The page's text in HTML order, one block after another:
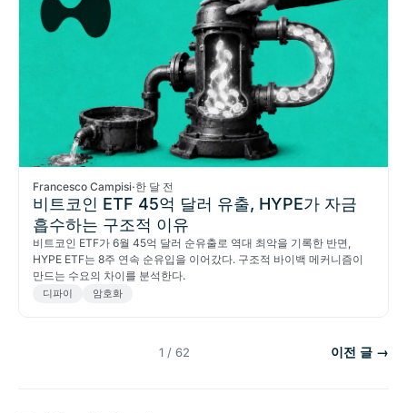
Francesco Campisi·한 달 전
비트코인 ETF 45억 달러 유출, HYPE가 자금
흡수하는 구조적 이유
비트코인 ETF가 6월 45억 달러 순유출로 역대 최악을 기록한 반면,
HYPE ETF는 8주 연속 순유입을 이어갔다. 구조적 바이백 메커니즘이
만드는 수요의 차이를 분석한다.
디파이 암호화
1 / 62 이전 글 →